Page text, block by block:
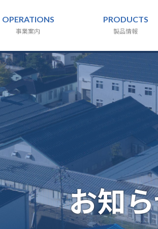
OPERATIONS
事業案内
PRODUCTS
製品情報
お知